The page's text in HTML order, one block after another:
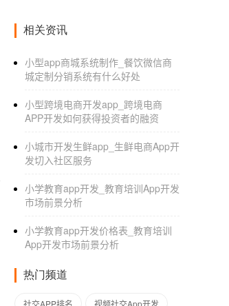
相关资讯
小型app商城系统制作_餐饮微信商
城定制分销系统有什么好处
小型跨境电商开发app_跨境电商
APP开发如何获得投资者的融资
小城市开发生鲜app_生鲜电商App开
发切入社区服务
小学教育app开发_教育培训App开发
市场前景分析
小学教育app开发价格表_教育培训
App开发市场前景分析
热门频道
社交APP排名 视频社交App开发